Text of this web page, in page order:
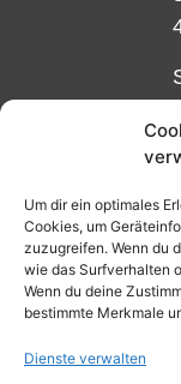
Um dir ein optimales
Cookies, um
zuzugreifen. Wenn du
wie das Surfverhalten
Wenn du deine
bestimmte Merkmale
Dienste verwalten